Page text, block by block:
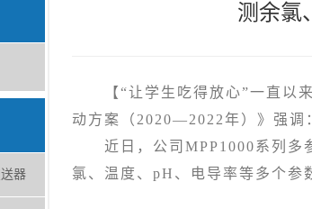
器
测余氯
【“让学生吃得放心”一直以来
动方案（2020—2022年）》强调
近日，公司MPP1000系列多参
氯、温度、pH、电导率等多个参